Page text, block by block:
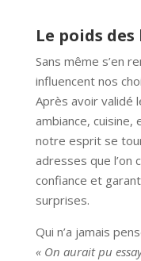
Le poids
Sans même s’en
influencent nos
Après avoir
ambiance,
notre esprit se
adresses que l’on
confiance et
surprises.
Qui n’a jamais
« On aurait pu